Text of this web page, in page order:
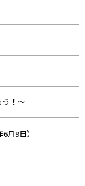
う！～
月9日）